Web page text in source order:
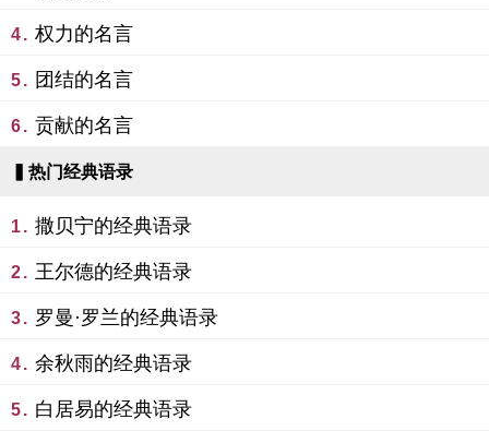
4. 权力的名言
5. 团结的名言
6. 贡献的名言
▍热门经典语录
1. 撒贝宁的经典语录
2. 王尔德的经典语录
3. 罗曼·罗兰的经典语录
4. 余秋雨的经典语录
5. 白居易的经典语录